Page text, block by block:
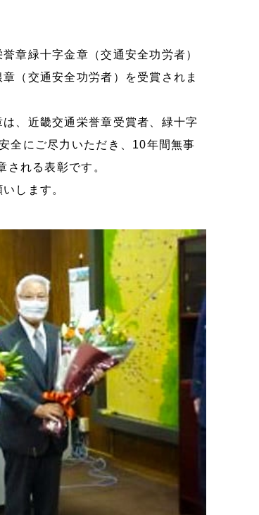
章緑十字金章（交通安全功労者）
（交通安全功労者）を受賞されま
、近畿交通栄誉章受賞者、緑十字
全にご尽力いただき、10年間無事
れる表彰です。
します。